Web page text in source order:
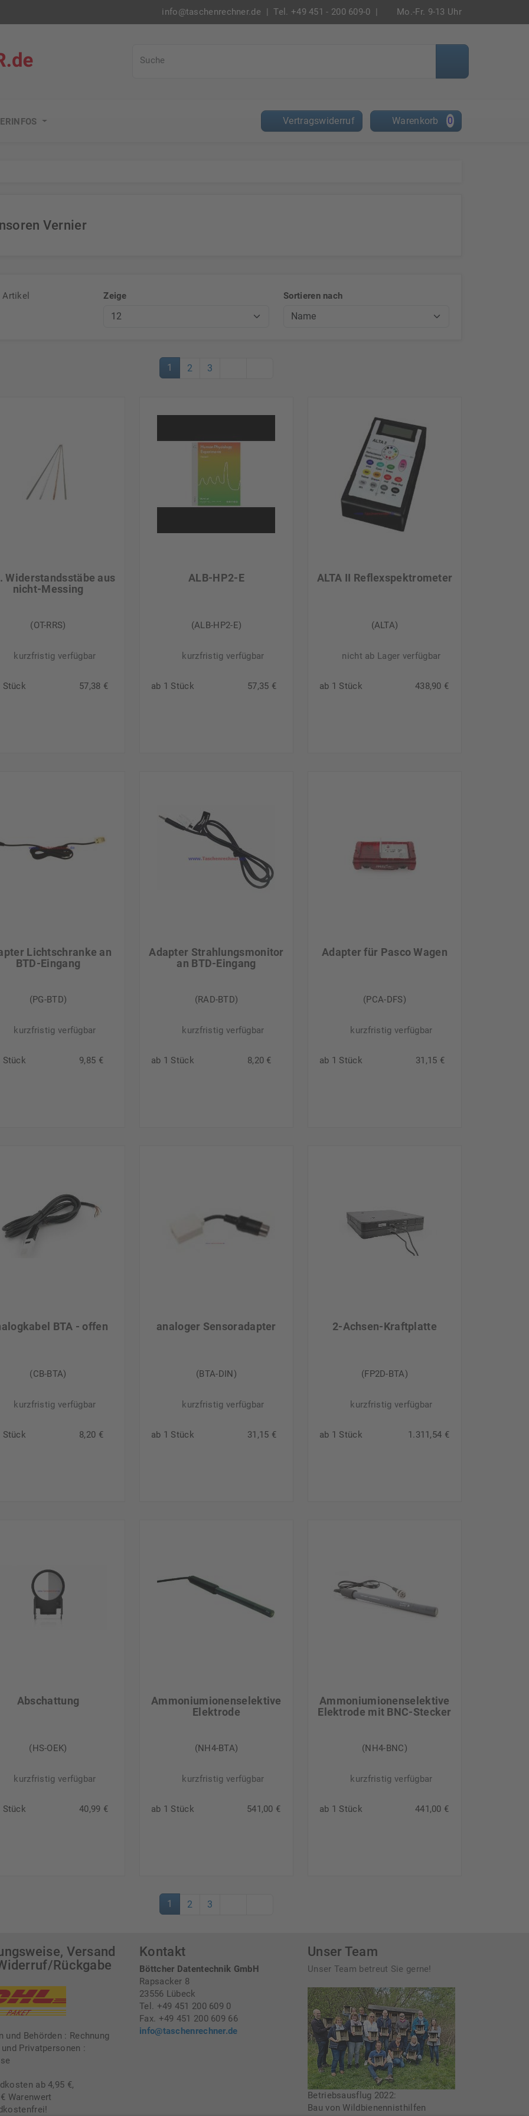
Mo.-Fr. 9-13 Uhr
Tel. +49 451 - 200 609-0 |
info@taschenrechner.de |
Suche
Vertragswiderruf Warenkorb 0
Vernier
Artikel Zeige Sortieren nach
1 2 3
Widerstandsstäbe aus
nicht-Messing
(OT-RRS)
kurzfristig verfügbar
Stück 57,38 €
ALB-HP2-E
(ALB-HP2-E)
kurzfristig verfügbar
ab 1 Stück 57,35 €
ALTA II Reflexspektrometer
(ALTA)
nicht ab Lager verfügbar
ab 1 Stück 438,90 €
Lichtschranke an
BTD-Eingang
(PG-BTD)
kurzfristig verfügbar
Stück 9,85 €
Adapter Strahlungsmonitor
an BTD-Eingang
(RAD-BTD)
kurzfristig verfügbar
ab 1 Stück 8,20 €
Adapter für Pasco Wagen
(PCA-DFS)
kurzfristig verfügbar
ab 1 Stück 31,15 €
BTA - offen
(CB-BTA)
kurzfristig verfügbar
Stück 8,20 €
analoger Sensoradapter
(BTA-DIN)
kurzfristig verfügbar
ab 1 Stück 31,15 €
2-Achsen-Kraftplatte
(FP2D-BTA)
kurzfristig verfügbar
ab 1 Stück 1.311,54 €
Abschattung
(HS-OEK)
kurzfristig verfügbar
Stück 40,99 €
Ammoniumionenselektive
Elektrode
(NH4-BTA)
kurzfristig verfügbar
ab 1 Stück 541,00 €
Ammoniumionenselektive
Elektrode mit BNC-Stecker
(NH4-BNC)
kurzfristig verfügbar
ab 1 Stück 441,00 €
1 2 3
Versand
Rückgabe
und Behörden : Rechnung
Privatpersonen :
ab 4,95 €,
Warenwert
Kontakt
Böttcher Datentechnik GmbH
Rapsacker 8
23556 Lübeck
Tel. +49 451 200 609 0
Fax. +49 451 200 609 66
info@taschenrechner.de
Unser Team
Unser Team betreut Sie gerne!
Betriebsausflug 2022:
Bau von Wildbienennisthilfen